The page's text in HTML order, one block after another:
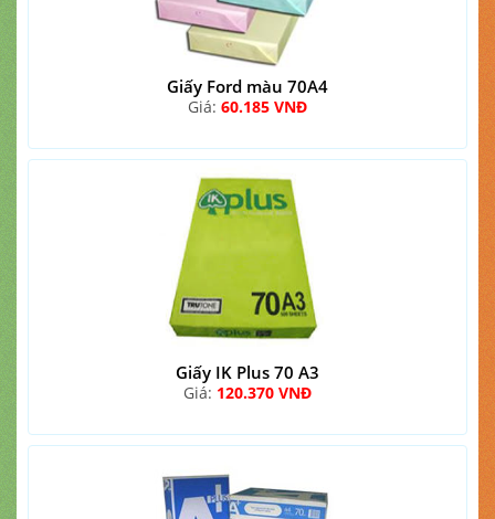
Giấy Ford màu 70A4
Giá: 60.185 VNĐ
Giấy IK Plus 70 A3
Giá: 120.370 VNĐ